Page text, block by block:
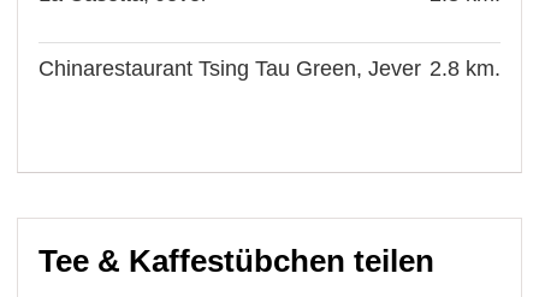
Chinarestaurant Tsing Tau Green, Jever 2.8 km.
Tee & Kaffestübchen teilen